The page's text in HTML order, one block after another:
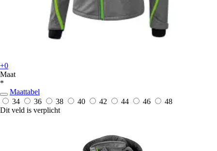
+0
Maat
*
Maattabel
34
36 38 40 42 44 46
48
Dit veld is verplicht